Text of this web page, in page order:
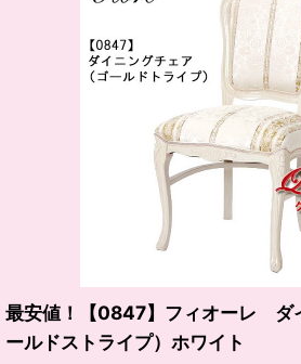
最安値！【0847】フィオーレ ダ
ールドストライプ）ホワイト